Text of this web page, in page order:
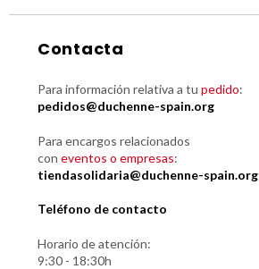
Contacta
Para información relativa a tu pedido:
pedidos@duchenne-spain.org
Para encargos relacionados
con eventos o empresas:
tiendasolidaria@duchenne-spain.org
Teléfono de contacto
Horario de atención:
9:30 - 18:30h